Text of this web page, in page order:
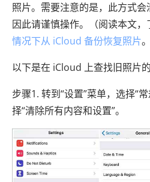
照片。需要注意的是，此方式会
因此请谨慎操作。（阅读本文，
情况下从 iCloud 备份恢复照片
以下是在 iCloud 上查找旧照片的
步骤1. 转到“设置”菜单，选择“
择“清除所有内容和设置”。